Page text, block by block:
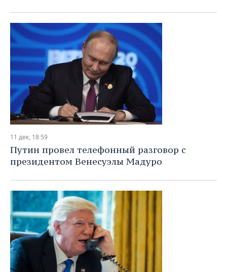
11 дек, 18:59
Путин провел телефонный разговор с
президентом Венесуэлы Мадуро